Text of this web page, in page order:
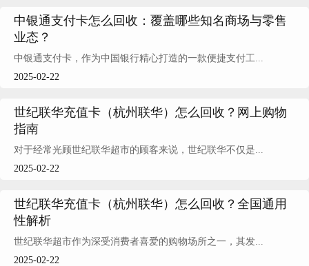
中银通支付卡怎么回收：覆盖哪些知名商场与零售
业态？
中银通支付卡，作为中国银行精心打造的一款便捷支付工...
2025-02-22
世纪联华充值卡（杭州联华）怎么回收？网上购物
指南
对于经常光顾世纪联华超市的顾客来说，世纪联华不仅是...
2025-02-22
世纪联华充值卡（杭州联华）怎么回收？全国通用
性解析
世纪联华超市作为深受消费者喜爱的购物场所之一，其发...
2025-02-22